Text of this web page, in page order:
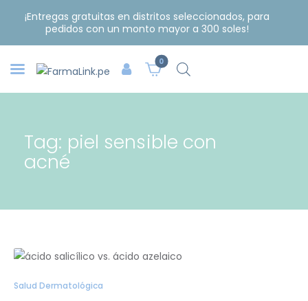
¡Entregas gratuitas en distritos seleccionados, para
pedidos con un monto mayor a 300 soles!
0
Tag: piel sensible con
acné
Salud Dermatológica